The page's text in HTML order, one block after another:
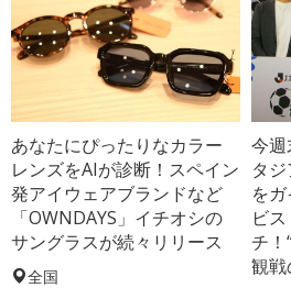
あなたにぴったりなカラー
レンズをAIが診断！スペイン
発アイウェアブランドなど
「OWNDAYS」イチオシの
サングラスが続々リリース
全国
今
タ
を
ビ
チ！
観